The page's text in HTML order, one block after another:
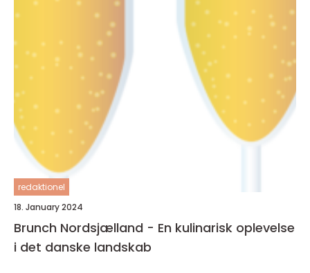
redaktionel
18. January 2024
Brunch Nordsjælland - En kulinarisk oplevelse
i det danske landskab